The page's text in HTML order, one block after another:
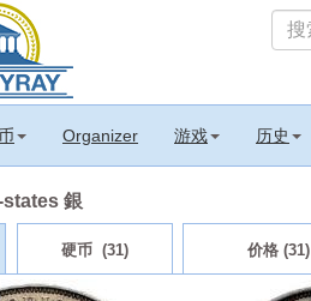
Organizer 游戏 历史
銀
硬币 (31) 价格 (31)